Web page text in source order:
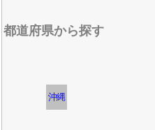
都道府県から探す
沖縄